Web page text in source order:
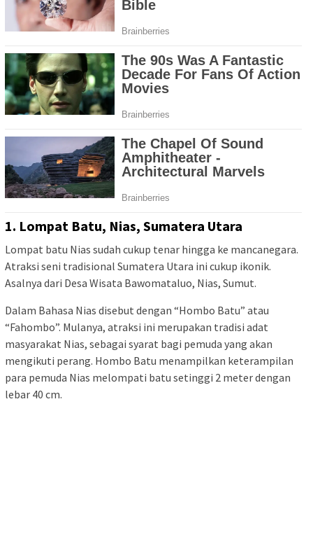
1. Lompat Batu, Nias, Sumatera Utara
Lompat batu Nias sudah cukup tenar hingga ke mancanegara.
Atraksi seni tradisional Sumatera Utara ini cukup ikonik.
Asalnya dari Desa Wisata Bawomataluo, Nias, Sumut.
Dalam Bahasa Nias disebut dengan “Hombo Batu” atau
“Fahombo”. Mulanya, atraksi ini merupakan tradisi adat
masyarakat Nias, sebagai syarat bagi pemuda yang akan
mengikuti perang. Hombo Batu menampilkan keterampilan
para pemuda Nias melompati batu setinggi 2 meter dengan
lebar 40 cm.